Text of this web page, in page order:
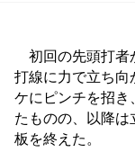
初回の先頭打者
打線に力で立ち向
ケにピンチを招き
たものの、以降
板を終えた。